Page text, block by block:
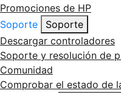
Promociones de HP
Soporte
Soporte
Descargar controladores
Soporte y resolución de
Comunidad
Comprobar el estado de